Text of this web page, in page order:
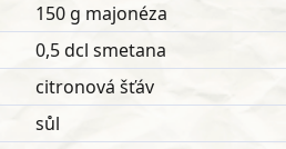
150 g majonéza
0,5 dcl smetana
citronová šťáv
sůl